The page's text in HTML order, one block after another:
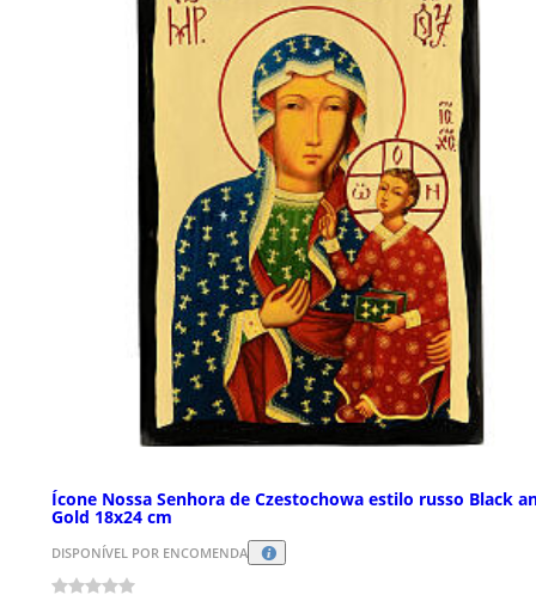
Ícone Nossa Senhora de Czestochowa estilo russo Black
Gold 18x24 cm
DISPONÍVEL POR ENCOMENDA